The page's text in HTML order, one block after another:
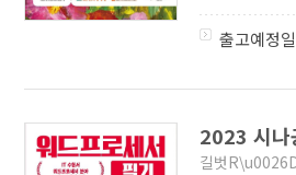
출고예정
2023 시나
길벗